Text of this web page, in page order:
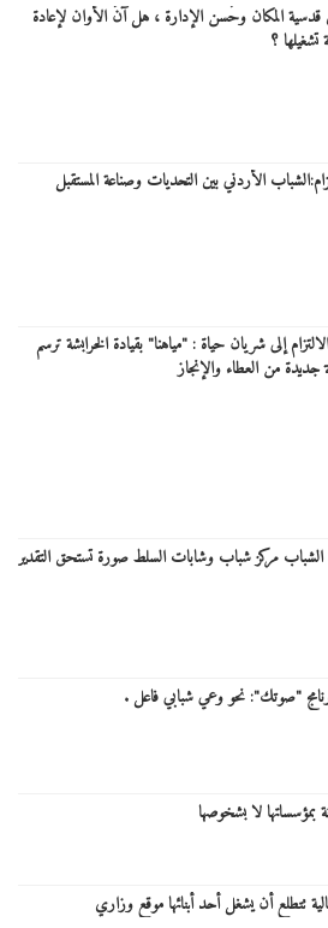
قدسية المكان وحُسن الإدارة ، هل آنَ الأوان لإعادة
تشغيلها ؟
الأردني بين التحديات وصناعة المستقبل
إلى شريان حياة : "مياهنا" بقيادة الخرابشة ترسم
جديدة من العطاء والإنجاز
الشباب مركز شباب وشابات السلط صورة تستحق التقدير
"صوتك": نحو وعي شبابي فاعل .
بمؤسساتها لا بشخوصها
تتطلع أن يشغل أحد أبنائها موقع وزاري